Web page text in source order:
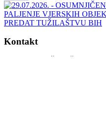
Kontakt